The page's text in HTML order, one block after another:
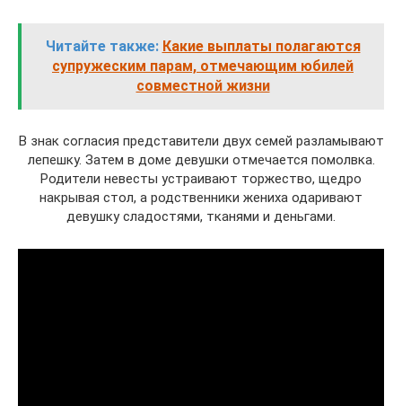
Читайте также: Какие выплаты полагаются
супружеским парам, отмечающим юбилей
совместной жизни
В знак согласия представители двух семей разламывают
лепешку. Затем в доме девушки отмечается помолвка.
Родители невесты устраивают торжество, щедро
накрывая стол, а родственники жениха одаривают
девушку сладостями, тканями и деньгами.